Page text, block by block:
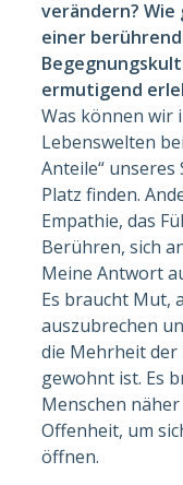
verändern? Wie
einer
ermutigend
Was können wir
Lebenswelten
Anteile“
Platz finden.
Empathie, das
Berühren, sich
Meine Antwort
Es braucht Mut,
auszubrechen
die Mehrheit
gewohnt ist. Es
Menschen
Offenheit, um
öffnen.